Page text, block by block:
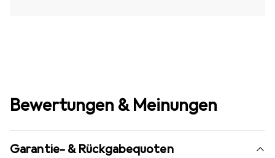
Bewertungen & Meinungen
Garantie- & Rückgabequoten